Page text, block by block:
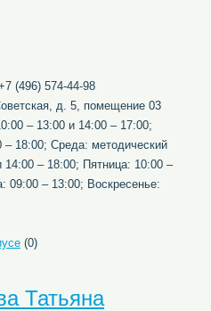
(496) 574-44-98
д. 5, помещение 03
– 13:00 и 14:00 – 17:00;
– 18:00; Среда: методический
– 18:00; Пятница: 10:00 –
09:00 – 13:00; Воскресенье:
(0)
Татьяна